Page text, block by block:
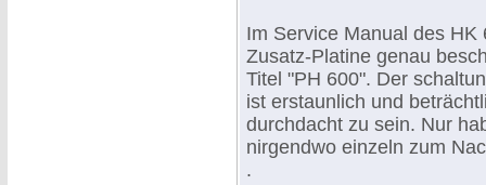
Im Service Manual des
Zusatz-Platine genau
Titel "PH 600". Der
ist erstaunlich und
durchdacht zu sein. Nur
nirgendwo einzeln zum
.